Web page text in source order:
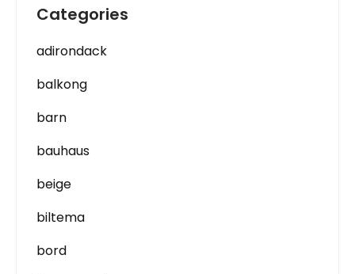
Categories
adirondack
balkong
barn
bauhaus
beige
biltema
bord